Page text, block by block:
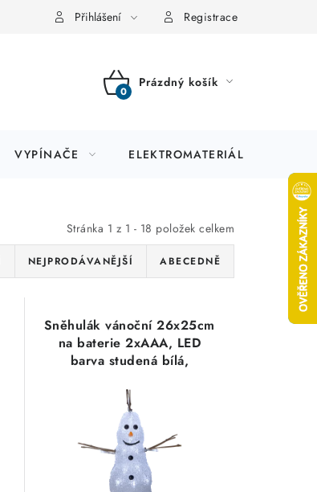
Přihlášení Registrace
NÁKUPNÍ
Prázdný košík
VYPÍNAČE ELEKTROMATERIÁL
Stránka 1 z 1 - 18 položek celkem
NEJPRODÁVANĚJŠÍ ABECEDNĚ
Sněhulák vánoční 26x25cm
na baterie 2xAAA, LED
barva studená bílá,